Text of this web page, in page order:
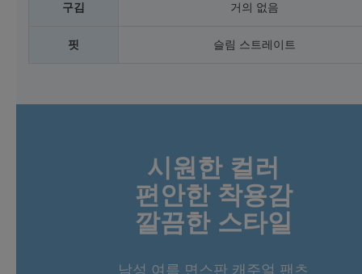
구김 거의 없음
핏 슬림 스트레이트
시원한 컬러
편안한 착용감
깔끔한 스타일
남성 여름 면스판 캐주얼 팬츠